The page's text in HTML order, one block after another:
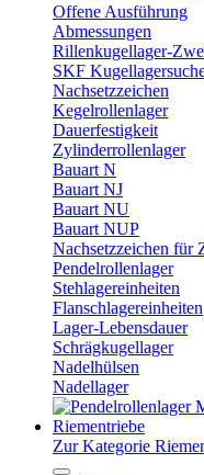
Offene Ausführung
Abmessungen
Rillenkugellager-
SKF
Nachsetzzeichen
Kegelrollenlager
Dauerfestigkeit
Zylinderrollenlager
Bauart N
Bauart NJ
Bauart NU
Bauart NUP
Nachsetzzeichen für
Pendelrollenlager
Stehlagereinheiten
Flanschlagereinheiten
Lager-Lebensdauer
Schrägkugellager
Nadelhülsen
Nadellager
Riementriebe
Zur Kategorie